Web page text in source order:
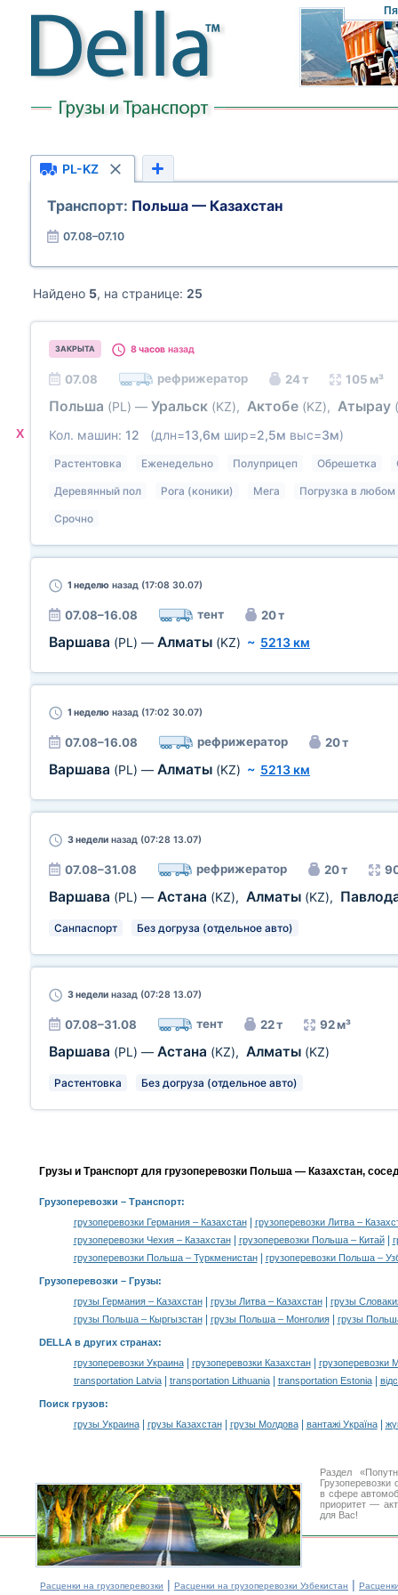
PL-KZ
Транспорт: Польша — Казахстан
07.08–07.10
Найдено 5, на странице: 25
X
ЗАКРЫТА 8 часов назад
07.08 рефрижератор 24 т 105 м³
Польша (PL) — Уральск (KZ), Актобе (KZ), Атырау
Кол. машин: 12 (длн=13,6м шир=2,5м выс=3м)
Растентовка Еженедельно Полуприцеп Обрешетка
Деревянный пол Рога (коники) Мега Погрузка в любом
Срочно
1 неделю назад (17:08 30.07)
07.08–16.08 тент 20 т
Варшава (PL) — Алматы (KZ) ~ 5213 км
1 неделю назад (17:02 30.07)
07.08–16.08 рефрижератор 20 т
Варшава (PL) — Алматы (KZ) ~ 5213 км
3 недели назад (07:28 13.07)
07.08–31.08 рефрижератор 20 т
Варшава (PL) — Астана (KZ), Алматы (KZ),
Санпаспорт Без догруза (отдельное авто)
3 недели назад (07:28 13.07)
07.08–31.08 тент 22 т 92 м³
Варшава (PL) — Астана (KZ), Алматы (KZ)
Растентовка Без догруза (отдельное авто)
Грузы и Транспорт для грузоперевозки Польша — Казахстан,
Грузоперевозки – Транспорт:
грузоперевозки Германия – Казахстан|
грузоперевозки Литва –
грузоперевозки Чехия – Казахстан| грузоперевозки Польша – Китай|
грузоперевозки Польша – Туркменистан| грузоперевозки Польша –
Грузоперевозки – Грузы:
грузы Германия – Казахстан| грузы Литва – Казахстан|
грузы
грузы Польша – Кыргызстан| грузы Польша – Монголия| грузы
DELLA в других странах:
грузоперевозки Украина| грузоперевозки Казахстан|
грузоперевозки
transportation Latvia| transportation Lithuania| transportation Estonia|
Поиск грузов:
грузы Украина| грузы Казахстан| грузы Молдова| вантажі Україна|
Раздел
в сфере
приоритет —
для Вас!
Расценки на грузоперевозки | Расценки на грузоперевозки Узбекистан |